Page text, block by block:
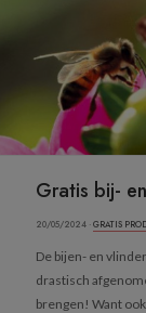
Gratis bij-
20/05/2024 ·GRATIS
De bijen- en
drastisch
brengen! Want